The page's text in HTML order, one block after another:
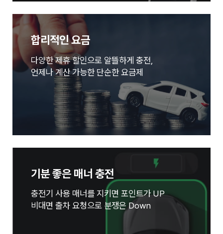
합리적인 요금
다양한 제휴 할인으로 알뜰하게 충전,
언제나 계산 가능한 단순한 요금제
기분 좋은 매너 충전
충전기 사용 매너를 지키면 포인트가 UP
비대면 출차 요청으로 분쟁은 Down